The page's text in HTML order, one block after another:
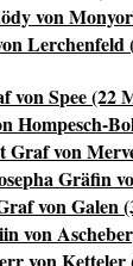
von
Lerchenfeld
Spee (22
Hompesch-
Graf von
Gräfin
von Galen
von